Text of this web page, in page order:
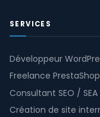
SERVICES
Développeur
Freelance PrestaShop
Consultant SEO / SEA
Création de site